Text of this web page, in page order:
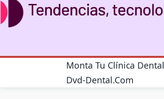
Monta Tu Clínica Dental
Dvd-Dental.com